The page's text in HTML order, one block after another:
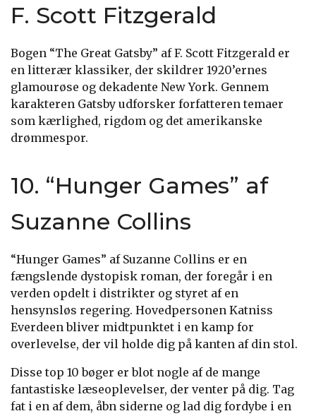
F. Scott Fitzgerald
Bogen “The Great Gatsby” af F. Scott Fitzgerald er
en litterær klassiker, der skildrer 1920’ernes
glamourøse og dekadente New York. Gennem
karakteren Gatsby udforsker forfatteren temaer
som kærlighed, rigdom og det amerikanske
drømmespor.
10. “Hunger Games” af
Suzanne Collins
“Hunger Games” af Suzanne Collins er en
fængslende dystopisk roman, der foregår i en
verden opdelt i distrikter og styret af en
hensynsløs regering. Hovedpersonen Katniss
Everdeen bliver midtpunktet i en kamp for
overlevelse, der vil holde dig på kanten af din stol.
Disse top 10 bøger er blot nogle af de mange
fantastiske læseoplevelser, der venter på dig. Tag
fat i en af dem, åbn siderne og lad dig fordybe i en